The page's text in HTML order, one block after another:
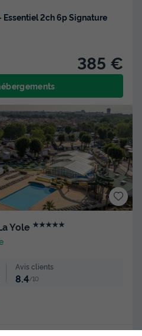
Essentiel 2ch 6p Signature
385 €
Yole ★★★★★
Avis clients
8.4/10